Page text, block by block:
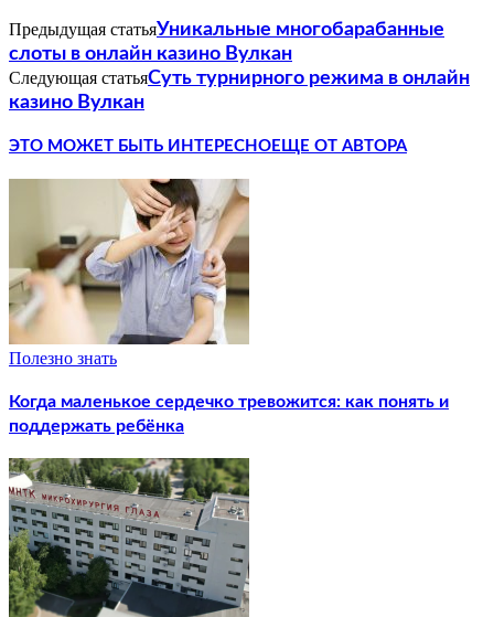
Предыдущая статьяУникальные многобарабанные
слоты в онлайн казино Вулкан
Следующая статьяСуть турнирного режима в онлайн
казино Вулкан
ЭТО МОЖЕТ БЫТЬ ИНТЕРЕСНО ЕЩЕ ОТ АВТОРА
Полезно знать
Когда маленькое сердечко тревожится: как понять и
поддержать ребёнка